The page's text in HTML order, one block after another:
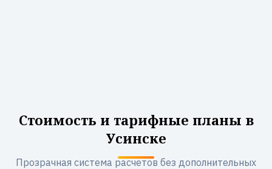
Стоимость и тарифные планы в
Усинске
Прозрачная система расчетов без дополнительных